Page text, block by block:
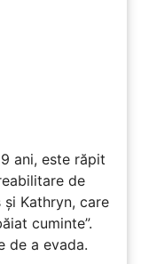
ani, este răpit
de
Kathryn, care
cuminte”.
de a evada.